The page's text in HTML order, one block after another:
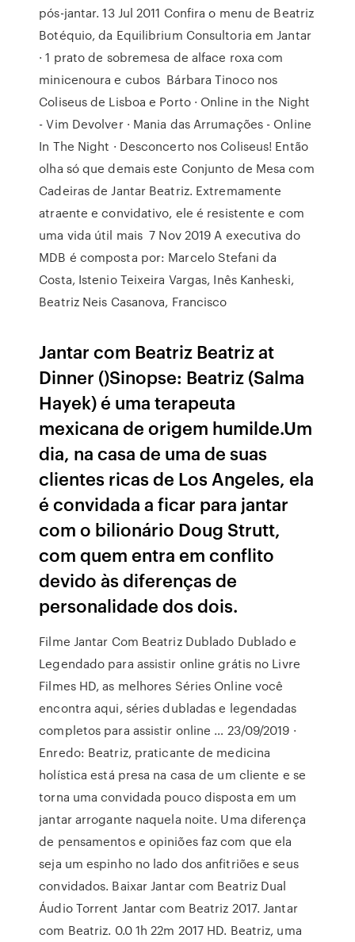
pós-jantar. 13 Jul 2011 Confira o menu de Beatriz
Botéquio, da Equilibrium Consultoria em Jantar
· 1 prato de sobremesa de alface roxa com
minicenoura e cubos Bárbara Tinoco nos
Coliseus de Lisboa e Porto · Online in the Night
- Vim Devolver · Mania das Arrumações - Online
In The Night · Desconcerto nos Coliseus! Então
olha só que demais este Conjunto de Mesa com
Cadeiras de Jantar Beatriz. Extremamente
atraente e convidativo, ele é resistente e com
uma vida útil mais 7 Nov 2019 A executiva do
MDB é composta por: Marcelo Stefani da
Costa, Istenio Teixeira Vargas, Inês Kanheski,
Beatriz Neis Casanova, Francisco
Jantar com Beatriz Beatriz at
Dinner ()Sinopse: Beatriz (Salma
Hayek) é uma terapeuta
mexicana de origem humilde.Um
dia, na casa de uma de suas
clientes ricas de Los Angeles, ela
é convidada a ficar para jantar
com o bilionário Doug Strutt,
com quem entra em conflito
devido às diferenças de
personalidade dos dois.
Filme Jantar Com Beatriz Dublado Dublado e
Legendado para assistir online grátis no Livre
Filmes HD, as melhores Séries Online você
encontra aqui, séries dubladas e legendadas
completos para assistir online … 23/09/2019 ·
Enredo: Beatriz, praticante de medicina
holística está presa na casa de um cliente e se
torna uma convidada pouco disposta em um
jantar arrogante naquela noite. Uma diferença
de pensamentos e opiniões faz com que ela
seja um espinho no lado dos anfitriões e seus
convidados. Baixar Jantar com Beatriz Dual
Áudio Torrent Jantar com Beatriz 2017. Jantar
com Beatriz. 0.0 1h 22m 2017 HD. Beatriz, uma